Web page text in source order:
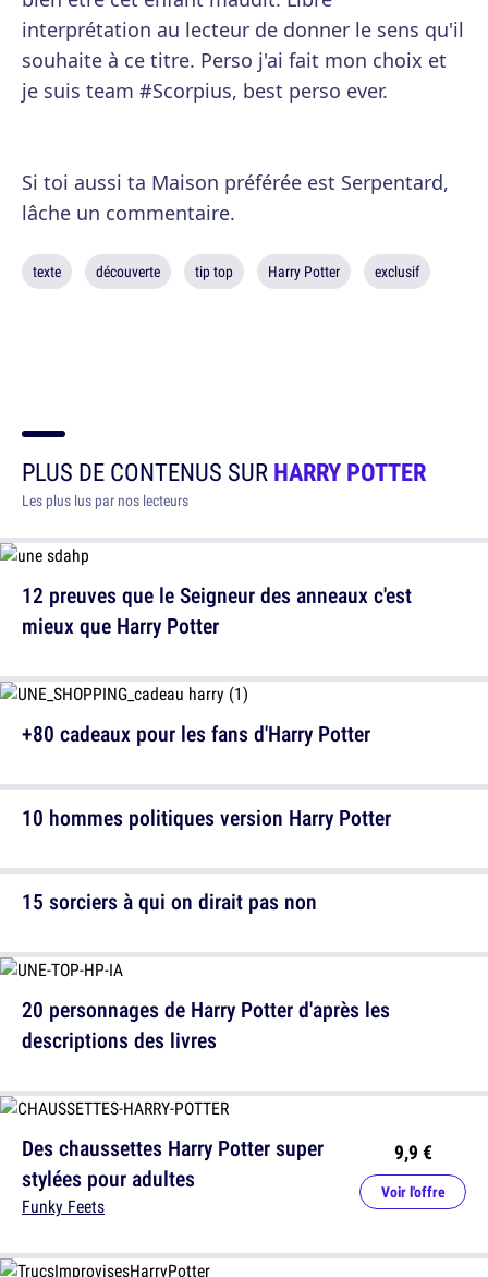
interprétation au lecteur de donner le sens qu'il
souhaite à ce titre. Perso j'ai fait mon choix et
je suis team #Scorpius, best perso ever.
Si toi aussi ta Maison préférée est Serpentard,
lâche un commentaire.
texte découverte tip top Harry Potter exclusif
PLUS DE CONTENUS SURHARRY POTTER
Les plus lus par nos lecteurs
12 preuves que le Seigneur des anneaux c'est
mieux que Harry Potter
10 hommes politiques version Harry Potter
20 personnages de Harry Potter d'après les
descriptions des livres
+80 cadeaux pour les fans d'Harry Potter
15 sorciers à qui on dirait pas non
Des chaussettes Harry Potter super
stylées pour adultes
Funky Feets
9,9 €
Voir l'offre